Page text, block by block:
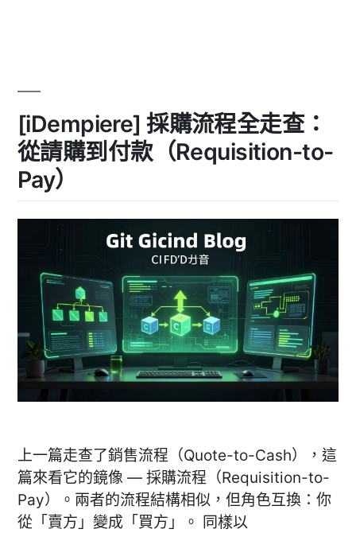
產
品
屬
定〉
管
倉
庫、
定
與
產
定〉
[iDempiere] 採購流程全走查：
從請購到付款（Requisition-to-
Pay）
上一篇走查了銷售流程（Quote-to-Cash），這
篇來看它的鏡像 — 採購流程（Requisition-to-
Pay）。兩者的流程結構相似，但角色互換：你
從「賣方」變成「買方」。 同樣以